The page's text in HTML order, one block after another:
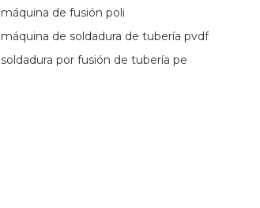
máquina de fusión poli
máquina de soldadura de tubería pvdf
soldadura por fusión de tubería pe